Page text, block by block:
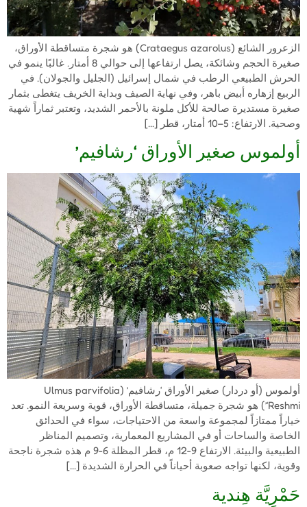
الزعرور الشائع (Crataegus azarolus) هو شجرة متساقطة الأوراق،
صغيرة الحجم وشائكة، يصل ارتفاعها إلى حوالي 8 أمتار. غالبًا ينمو في
الحرش الطبيعي الرطب في شمال إسرائيل (الجليل والجولان). في
الربيع إزهاره أبيض باهر، وفي نهاية الصيف وبداية الخريف يتغطى بثمار
صغيرة مستديرة صالحة للأكل ملونة بالأحمر الشديد، وتعتبر ثماراً شهية
وصحية. الارتفاع: 5–10 أمتار، قطر […]
أولموس صغير الأوراق ‘رشافيم’
أولموس (أو دردار) صغير الأوراق ‘رشافيم’ (Ulmus parvifolia
‘Reshmi’) هو شجرة جميلة، متساقطة الأوراق، قوية وسريعة النمو. تعد
خياراً ممتازاً لمجموعة واسعة من الاحتياجات، سواء في الحدائق
الخاصة والساحات أو في المشاريع المعمارية، وتصميم المناظر
الطبيعية والبيئة. الارتفاع 9-12 م، قطر المظلة 6-9 م هذه شجرة ناجحة
وقوية، لكنها تواجه صعوبة أحياناً في الحرارة الشديدة […]
حَمْرِيَّة هِندية